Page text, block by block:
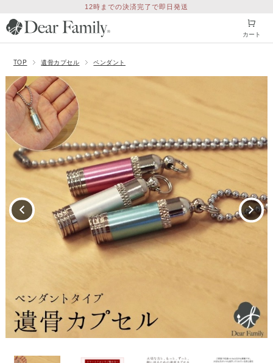
12時までの決済完了で即日発送
カート
TOP 遺骨カプセル ペンダント